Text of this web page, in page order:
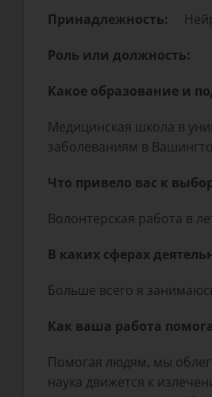
Принадлежность:
Роль или должность:
Какое образование и
Медицинская школа в
заболеваниям в
Что привело вас к
Волонтерская работа в
В каких сферах
Больше всего я
Как ваша работа
Помогая людям, мы
наука движется к